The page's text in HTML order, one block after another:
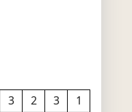
3 2 3
1